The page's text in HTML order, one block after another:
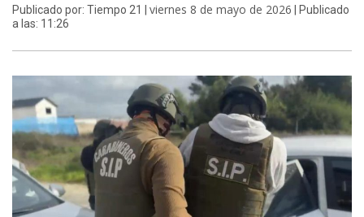
Publicado por: Tiempo 21 | viernes 8 de mayo de 2026 | Publicado
a las: 11:26